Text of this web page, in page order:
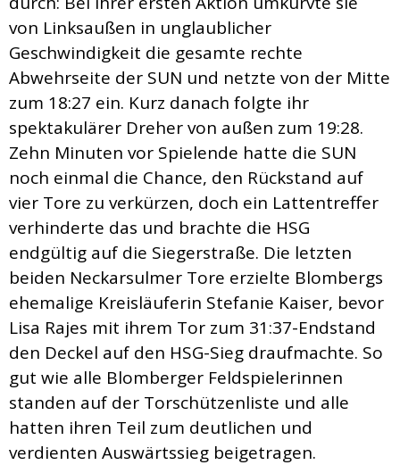
von Linksaußen in unglaublicher
Geschwindigkeit die gesamte rechte
Abwehrseite der SUN und netzte von der Mitte
zum 18:27 ein. Kurz danach folgte ihr
spektakulärer Dreher von außen zum 19:28.
Zehn Minuten vor Spielende hatte die SUN
noch einmal die Chance, den Rückstand auf
vier Tore zu verkürzen, doch ein Lattentreffer
verhinderte das und brachte die HSG
endgültig auf die Siegerstraße. Die letzten
beiden Neckarsulmer Tore erzielte Blombergs
ehemalige Kreisläuferin Stefanie Kaiser, bevor
Lisa Rajes mit ihrem Tor zum 31:37-Endstand
den Deckel auf den HSG-Sieg draufmachte. So
gut wie alle Blomberger Feldspielerinnen
standen auf der Torschützenliste und alle
hatten ihren Teil zum deutlichen und
verdienten Auswärtssieg beigetragen.